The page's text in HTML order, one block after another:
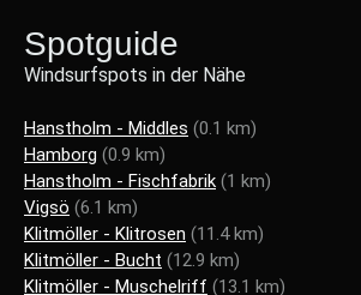
Spotguide
Windsurfspots in der Nähe
Hanstholm - Middles (0.1 km)
Hamborg (0.9 km)
Hanstholm - Fischfabrik (1 km)
Vigsö (6.1 km)
Klitmöller - Klitrosen (11.4 km)
Klitmöller - Bucht (12.9 km)
Klitmöller - Muschelriff (13.1 km)